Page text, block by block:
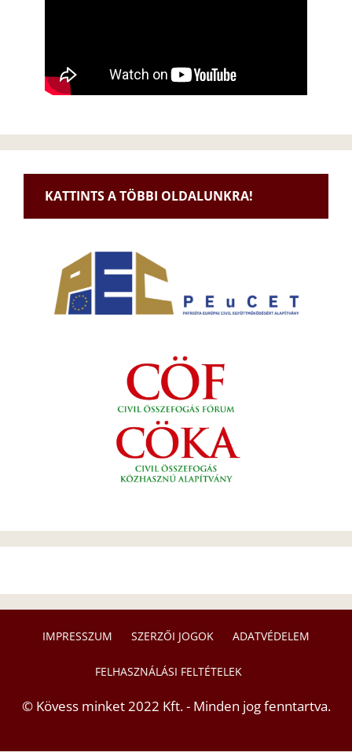
KATTINTS A TÖBBI OLDALUNKRA!
IMPRESSZUM SZERZŐI JOGOK ADATVÉDELEM
FELHASZNÁLÁSI FELTÉTELEK
© Kövess minket 2022 Kft. - Minden jog fenntartva.